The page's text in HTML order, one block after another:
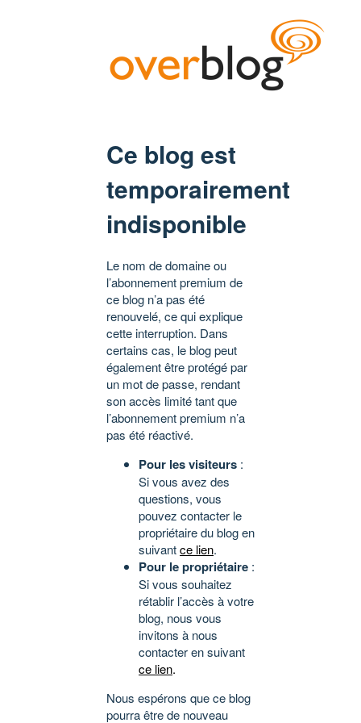
Ce blog est
temporairement
indisponible
Le nom de domaine ou
l’abonnement premium de
ce blog n’a pas été
renouvelé, ce qui explique
cette interruption. Dans
certains cas, le blog peut
également être protégé par
un mot de passe, rendant
son accès limité tant que
l’abonnement premium n’a
pas été réactivé.
Pour les visiteurs :
Si vous avez des
questions, vous
pouvez contacter le
propriétaire du blog en
suivantce lien.
Pour le propriétaire :
Si vous souhaitez
rétablir l’accès à votre
blog, nous vous
invitons à nous
contacter en suivant
ce lien.
Nous espérons que ce blog
pourra être de nouveau